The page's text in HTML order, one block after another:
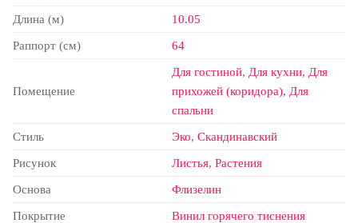
Длина (м) 10.05
Раппорт (см) 64
Помещение
Для гостиной, Для кухни, Для
прихожей (коридора), Для
спальни
Стиль Эко, Скандинавский
Рисунок Листья, Растения
Основа Флизелин
Покрытие Винил горячего тиснения